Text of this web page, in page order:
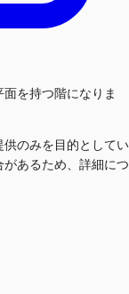
を持つ階になりま
のみを目的としてい
あるため、詳細につ